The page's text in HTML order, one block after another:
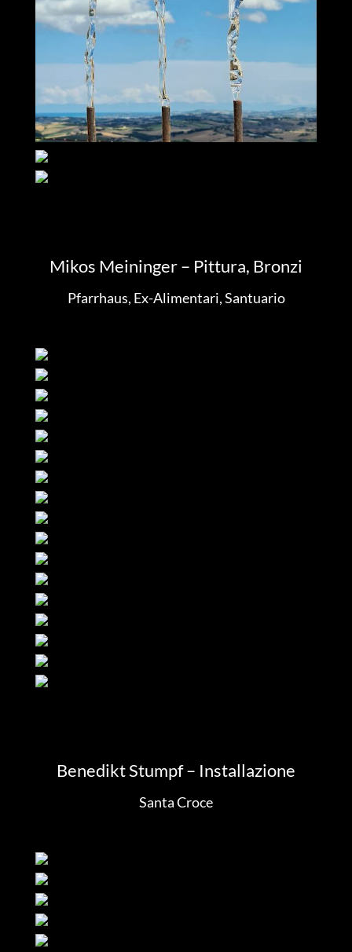
Mikos Meininger – Pittura, Bronzi
Pfarrhaus, Ex-Alimentari, Santuario
Benedikt Stumpf – Installazione
Santa Croce